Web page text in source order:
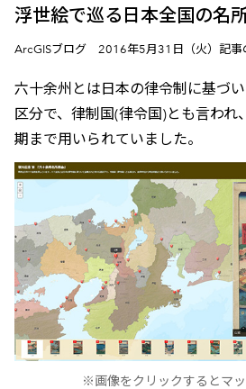
浮世絵で巡る日本全国の名
ArcGISブログ 2016年5月31日（火）記事
六十余州とは日本の律令制に基づ
区分で、律制国(律令国)とも言われ
期まで用いられていました。
※画像をクリックするとマ